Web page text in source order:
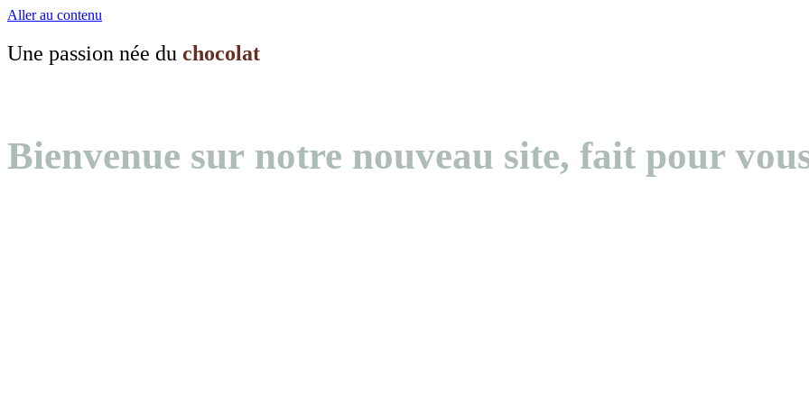
Aller au contenu
Une passion née du chocolat
Bienvenue sur notre nouveau site, fait pour